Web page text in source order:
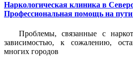
Наркологическая клиника в
Профессиональная помощь на пути
Проблемы, связанные с
зависимостью, к сожалению,
многих городов